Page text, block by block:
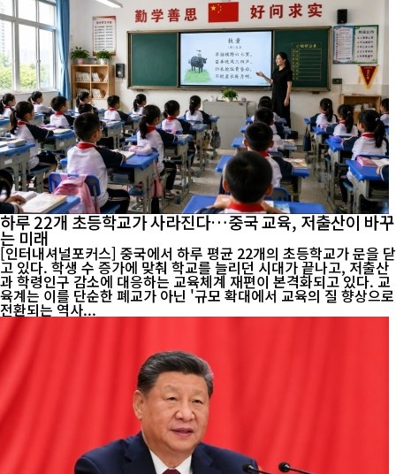
하루 22개 초등학교가 사라진다…중국 교육, 저출산이 바꾸
는 미래
[인터내셔널포커스] 중국에서 하루 평균 22개의 초등학교가 문을 닫
고 있다. 학생 수 증가에 맞춰 학교를 늘리던 시대가 끝나고, 저출산
과 학령인구 감소에 대응하는 교육체계 재편이 본격화되고 있다. 교
육계는 이를 단순한 폐교가 아닌 '규모 확대에서 교육의 질 향상으로
전환되는 역사...